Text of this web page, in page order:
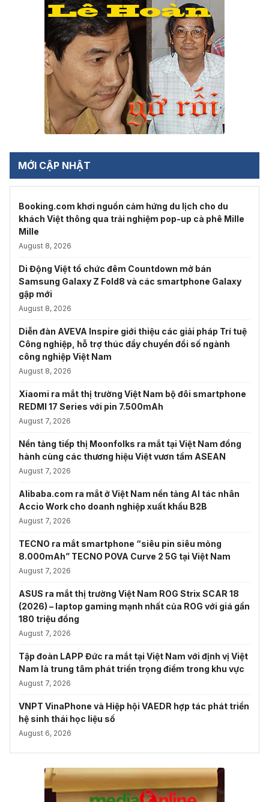
MỚI CẬP NHẬT
Booking.com khơi nguồn cảm hứng du lịch cho du
khách Việt thông qua trải nghiệm pop-up cà phê Mille
Mille
August 8, 2026
Di Động Việt tổ chức đêm Countdown mở bán
Samsung Galaxy Z Fold8 và các smartphone Galaxy
gập mới
August 8, 2026
Diễn đàn AVEVA Inspire giới thiệu các giải pháp Trí tuệ
Công nghiệp, hỗ trợ thúc đẩy chuyển đổi số ngành
công nghiệp Việt Nam
August 8, 2026
Xiaomi ra mắt thị trường Việt Nam bộ đôi smartphone
REDMI 17 Series với pin 7.500mAh
August 7, 2026
Nền tảng tiếp thị Moonfolks ra mắt tại Việt Nam đồng
hành cùng các thương hiệu Việt vươn tầm ASEAN
August 7, 2026
Alibaba.com ra mắt ở Việt Nam nền tảng AI tác nhân
Accio Work cho doanh nghiệp xuất khẩu B2B
August 7, 2026
TECNO ra mắt smartphone “siêu pin siêu mỏng
8.000mAh” TECNO POVA Curve 2 5G tại Việt Nam
August 7, 2026
ASUS ra mắt thị trường Việt Nam ROG Strix SCAR 18
(2026) – laptop gaming mạnh nhất của ROG với giá gần
180 triệu đồng
August 7, 2026
Tập đoàn LAPP Đức ra mắt tại Việt Nam với định vị Việt
Nam là trung tâm phát triển trọng điểm trong khu vực
August 7, 2026
VNPT VinaPhone và Hiệp hội VAEDR hợp tác phát triển
hệ sinh thái học liệu số
August 6, 2026